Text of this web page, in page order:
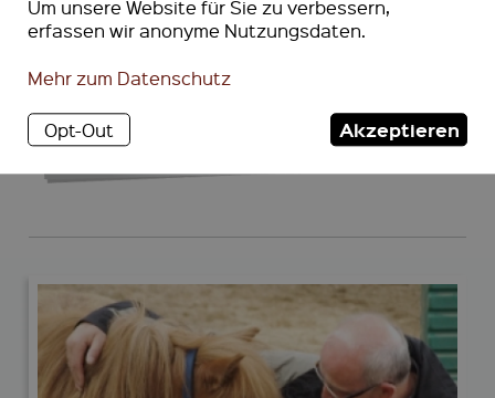
nicht führen.
Bankmanager (1930-1989)
Um unsere Website für Sie zu verbessern,
erfassen wir anonyme Nutzungsdaten.
Mehr zum Datenschutz
Opt-Out Akzeptieren